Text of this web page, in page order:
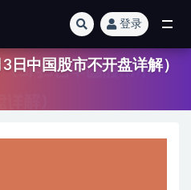
登录
日中国股市不开盘详解）